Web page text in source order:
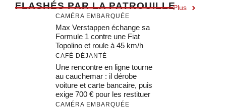
FLASHÉS PAR LA PATROUILLEPlus
CAMÉRA EMBARQUÉE
Max Verstappen échange sa
Formule 1 contre une Fiat
Topolino et roule à 45 km/h
CAFÉ DÉJANTÉ
Une rencontre en ligne tourne
au cauchemar : il dérobe
voiture et carte bancaire, puis
exige 700 € pour les restituer
CAMÉRA EMBARQUÉE